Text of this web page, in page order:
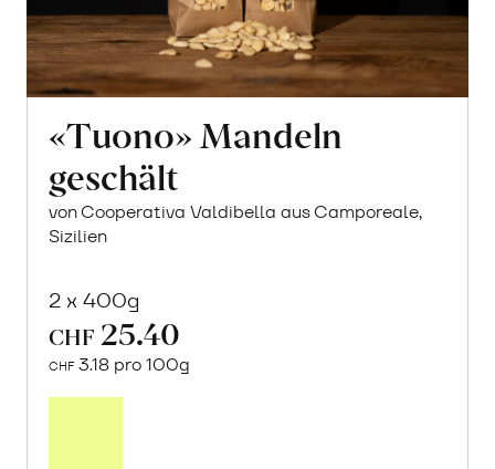
«Tuono» Mandeln
geschält
von Cooperativa Valdibella aus Camporeale,
Sizilien
2 x 400g
CHF 25.40
CHF 3.18 pro 100g